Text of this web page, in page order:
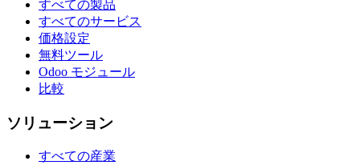
すべての製品
すべてのサービス
価格設定
無料ツール
Odoo モジュール
比較
ソリューション
すべての産業